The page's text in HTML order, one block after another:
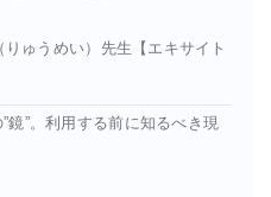
ゅうめい）先生【エキサイト
鏡”。利用する前に知るべき現